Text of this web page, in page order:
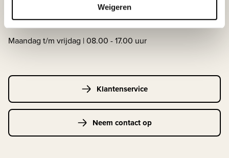
Weigeren
033-4483000
Maandag t/m vrijdag | 08.00 - 17.00 uur
Klantenservice
Neem contact op